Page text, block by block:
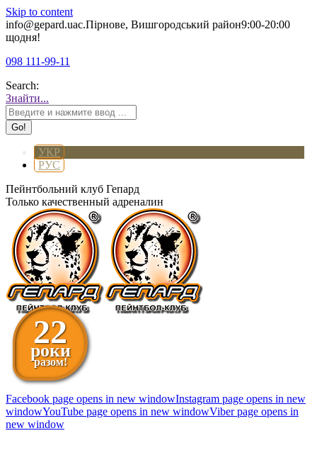
Skip to content
info@gepard.uaс.Пірнове, Вишгородський район9:00-20:00
щодня!
098 111-99-11
Search:
Знайти...
УКР
РУС
Пейнтбольний клуб Гепард
Только качественный адреналин
22
роки
разом!
Facebook page opens in new windowInstagram page opens in new
windowYouTube page opens in new windowViber page opens in
new window